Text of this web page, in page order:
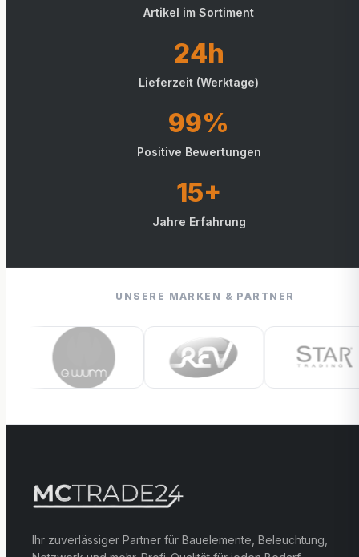
Artikel im Sortiment
24h
Lieferzeit (Werktage)
99%
Positive Bewertungen
15+
Jahre Erfahrung
UNSERE MARKEN & PARTNER
Ihr zuverlässiger Partner für Bauelemente, Beleuchtung,